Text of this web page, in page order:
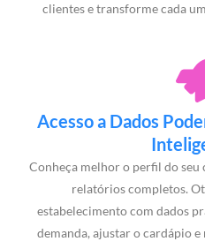
clientes e transforme cada
Acesso a Dados
Conheça melhor o perfil do seu
relatórios completos.
estabelecimento com dados
demanda, ajustar o cardápio